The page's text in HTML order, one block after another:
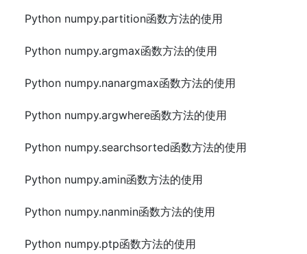
Python numpy.partition函数方法的使用
Python numpy.argmax函数方法的使用
Python numpy.nanargmax函数方法的使用
Python numpy.argwhere函数方法的使用
Python numpy.searchsorted函数方法的使用
Python numpy.amin函数方法的使用
Python numpy.nanmin函数方法的使用
Python numpy.ptp函数方法的使用